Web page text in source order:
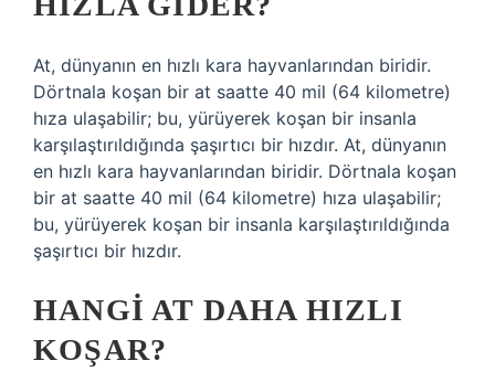
At, dünyanın en hızlı kara hayvanlarından biridir.
Dörtnala koşan bir at saatte 40 mil (64 kilometre)
hıza ulaşabilir; bu, yürüyerek koşan bir insanla
karşılaştırıldığında şaşırtıcı bir hızdır. At, dünyanın
en hızlı kara hayvanlarından biridir. Dörtnala koşan
bir at saatte 40 mil (64 kilometre) hıza ulaşabilir;
bu, yürüyerek koşan bir insanla karşılaştırıldığında
şaşırtıcı bir hızdır.
HANGI AT DAHA HIZLI
KOŞAR?